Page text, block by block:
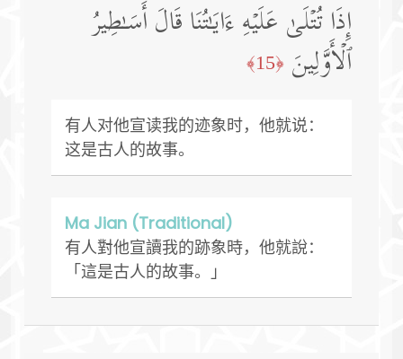
إِذَا تُتۡلَىٰ عَلَیۡهِ ءَایَـٰتُنَا قَالَ أَسَـٰطِیرُ
ٱلۡأَوَّلِینَ ﴿15﴾
有人对他宣读我的迹象时，他就说：
这是古人的故事。
Ma Jian (Traditional)
有人對他宣讀我的跡象時，他就說：
「這是古人的故事。」